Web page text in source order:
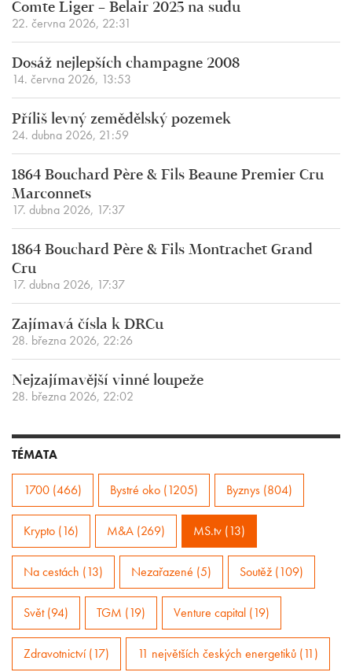
Comte Liger – Belair 2025 na sudu
22. června 2026, 22:31
Dosáž nejlepších champagne 2008
14. června 2026, 13:53
Příliš levný zemědělský pozemek
24. dubna 2026, 21:59
1864 Bouchard Père & Fils Beaune Premier Cru
Marconnets
17. dubna 2026, 17:37
1864 Bouchard Père & Fils Montrachet Grand
Cru
17. dubna 2026, 17:37
Zajímavá čísla k DRCu
28. března 2026, 22:26
Nejzajímavější vinné loupeže
28. března 2026, 22:02
TÉMATA
1700 (466) Bystré oko (1205) Byznys (804)
Krypto (16) M&A (269) MS.tv (13)
Na cestách (13) Nezařazené (5) Soutěž (109)
Svět (94) TGM (19) Venture capital (19)
Zdravotnictví (17) 11 největších českých energetiků (11)